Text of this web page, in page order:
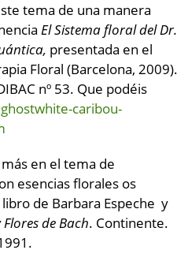
tema de una manera
El Sistema floral del Dr.
presentada en el
Floral (Barcelona, 2009).
nº 53. Que podéis
caribou-
en el tema de
esencias florales os
de Barbara Espeche y
Flores de Bach. Continente.